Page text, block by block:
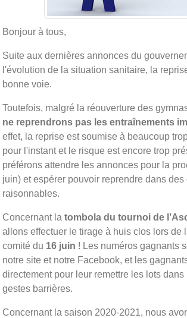
Bonjour à tous,
Suite aux dernières annonces du
l'évolution de la situation sanitaire, la
bonne voie.
Toutefois, malgré la réouverture des
ne reprendrons pas les entraînements
effet, la reprise est soumise à beaucoup
pour l'instant et le risque est encore trop
préférons attendre les annonces pour la
juin) et espérer pouvoir reprendre dans
raisonnables.
Concernant la tombola du tournoi de
allons effectuer le tirage à huis clos lors de
comité du 16 juin ! Les numéros gagnants
notre site et notre Facebook, et les
directement pour leur remettre les lots
gestes barrières.
Concernant la saison 2020-2021, nous